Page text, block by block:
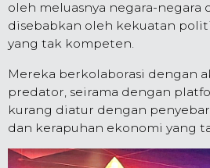
oleh meluasnya negara-negara
disebabkan oleh kekuatan
yang tak kompeten.
Mereka berkolaborasi dengan
predator, seirama dengan
kurang diatur dengan
dan kerapuhan ekonomi yang